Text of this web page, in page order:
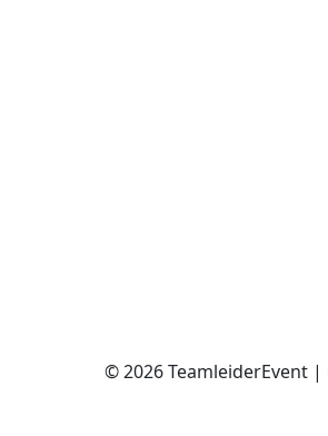
© 2026 TeamleiderEvent |